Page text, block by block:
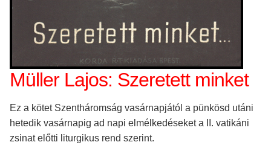
Müller Lajos: Szeretett minket
Ez a kötet Szentháromság vasárnapjától a pünkösd utáni
hetedik vasárnapig ad napi elmélkedéseket a II. vatikáni
zsinat előtti liturgikus rend szerint.